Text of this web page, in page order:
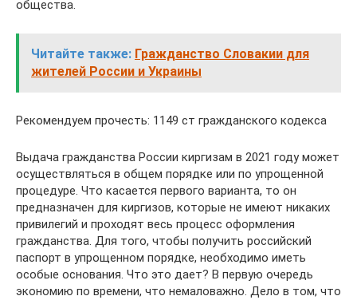
общества.
Читайте также: Гражданство Словакии для
жителей России и Украины
Рекомендуем прочесть: 1149 ст гражданского кодекса
Выдача гражданства России киргизам в 2021 году может
осуществляться в общем порядке или по упрощенной
процедуре. Что касается первого варианта, то он
предназначен для киргизов, которые не имеют никаких
привилегий и проходят весь процесс оформления
гражданства. Для того, чтобы получить российский
паспорт в упрощенном порядке, необходимо иметь
особые основания. Что это дает? В первую очередь
экономию по времени, что немаловажно. Дело в том, что